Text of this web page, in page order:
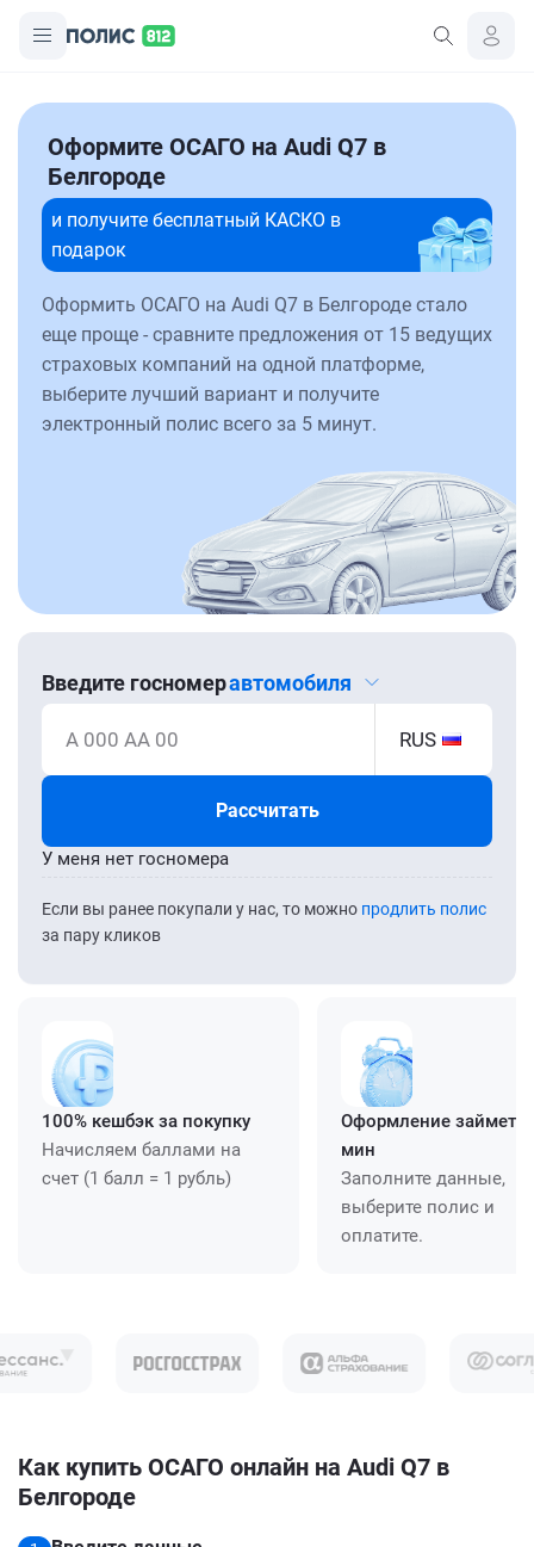
Оформите ОСАГО на Audi Q7 в
Белгороде
и получите бесплатный КАСКО в
подарок
Оформить ОСАГО на Audi Q7 в Белгороде стало
еще проще - сравните предложения от 15 ведущих
страховых компаний на одной платформе,
выберите лучший вариант и получите
электронный полис всего за 5 минут.
Введите госномеравтомобиля
А 000 АА 00 RUS
Рассчитать
Если вы ранее покупали у нас, то можно продлить полис
за пару кликов
У меня нет госномера
100% кешбэк за покупку
Начисляем баллами на
счет (1 балл = 1 рубль)
Оформление займет
мин
Заполните данные,
выберите полис и
оплатите.
Как купить ОСАГО онлайн на Audi Q7 в
Белгороде